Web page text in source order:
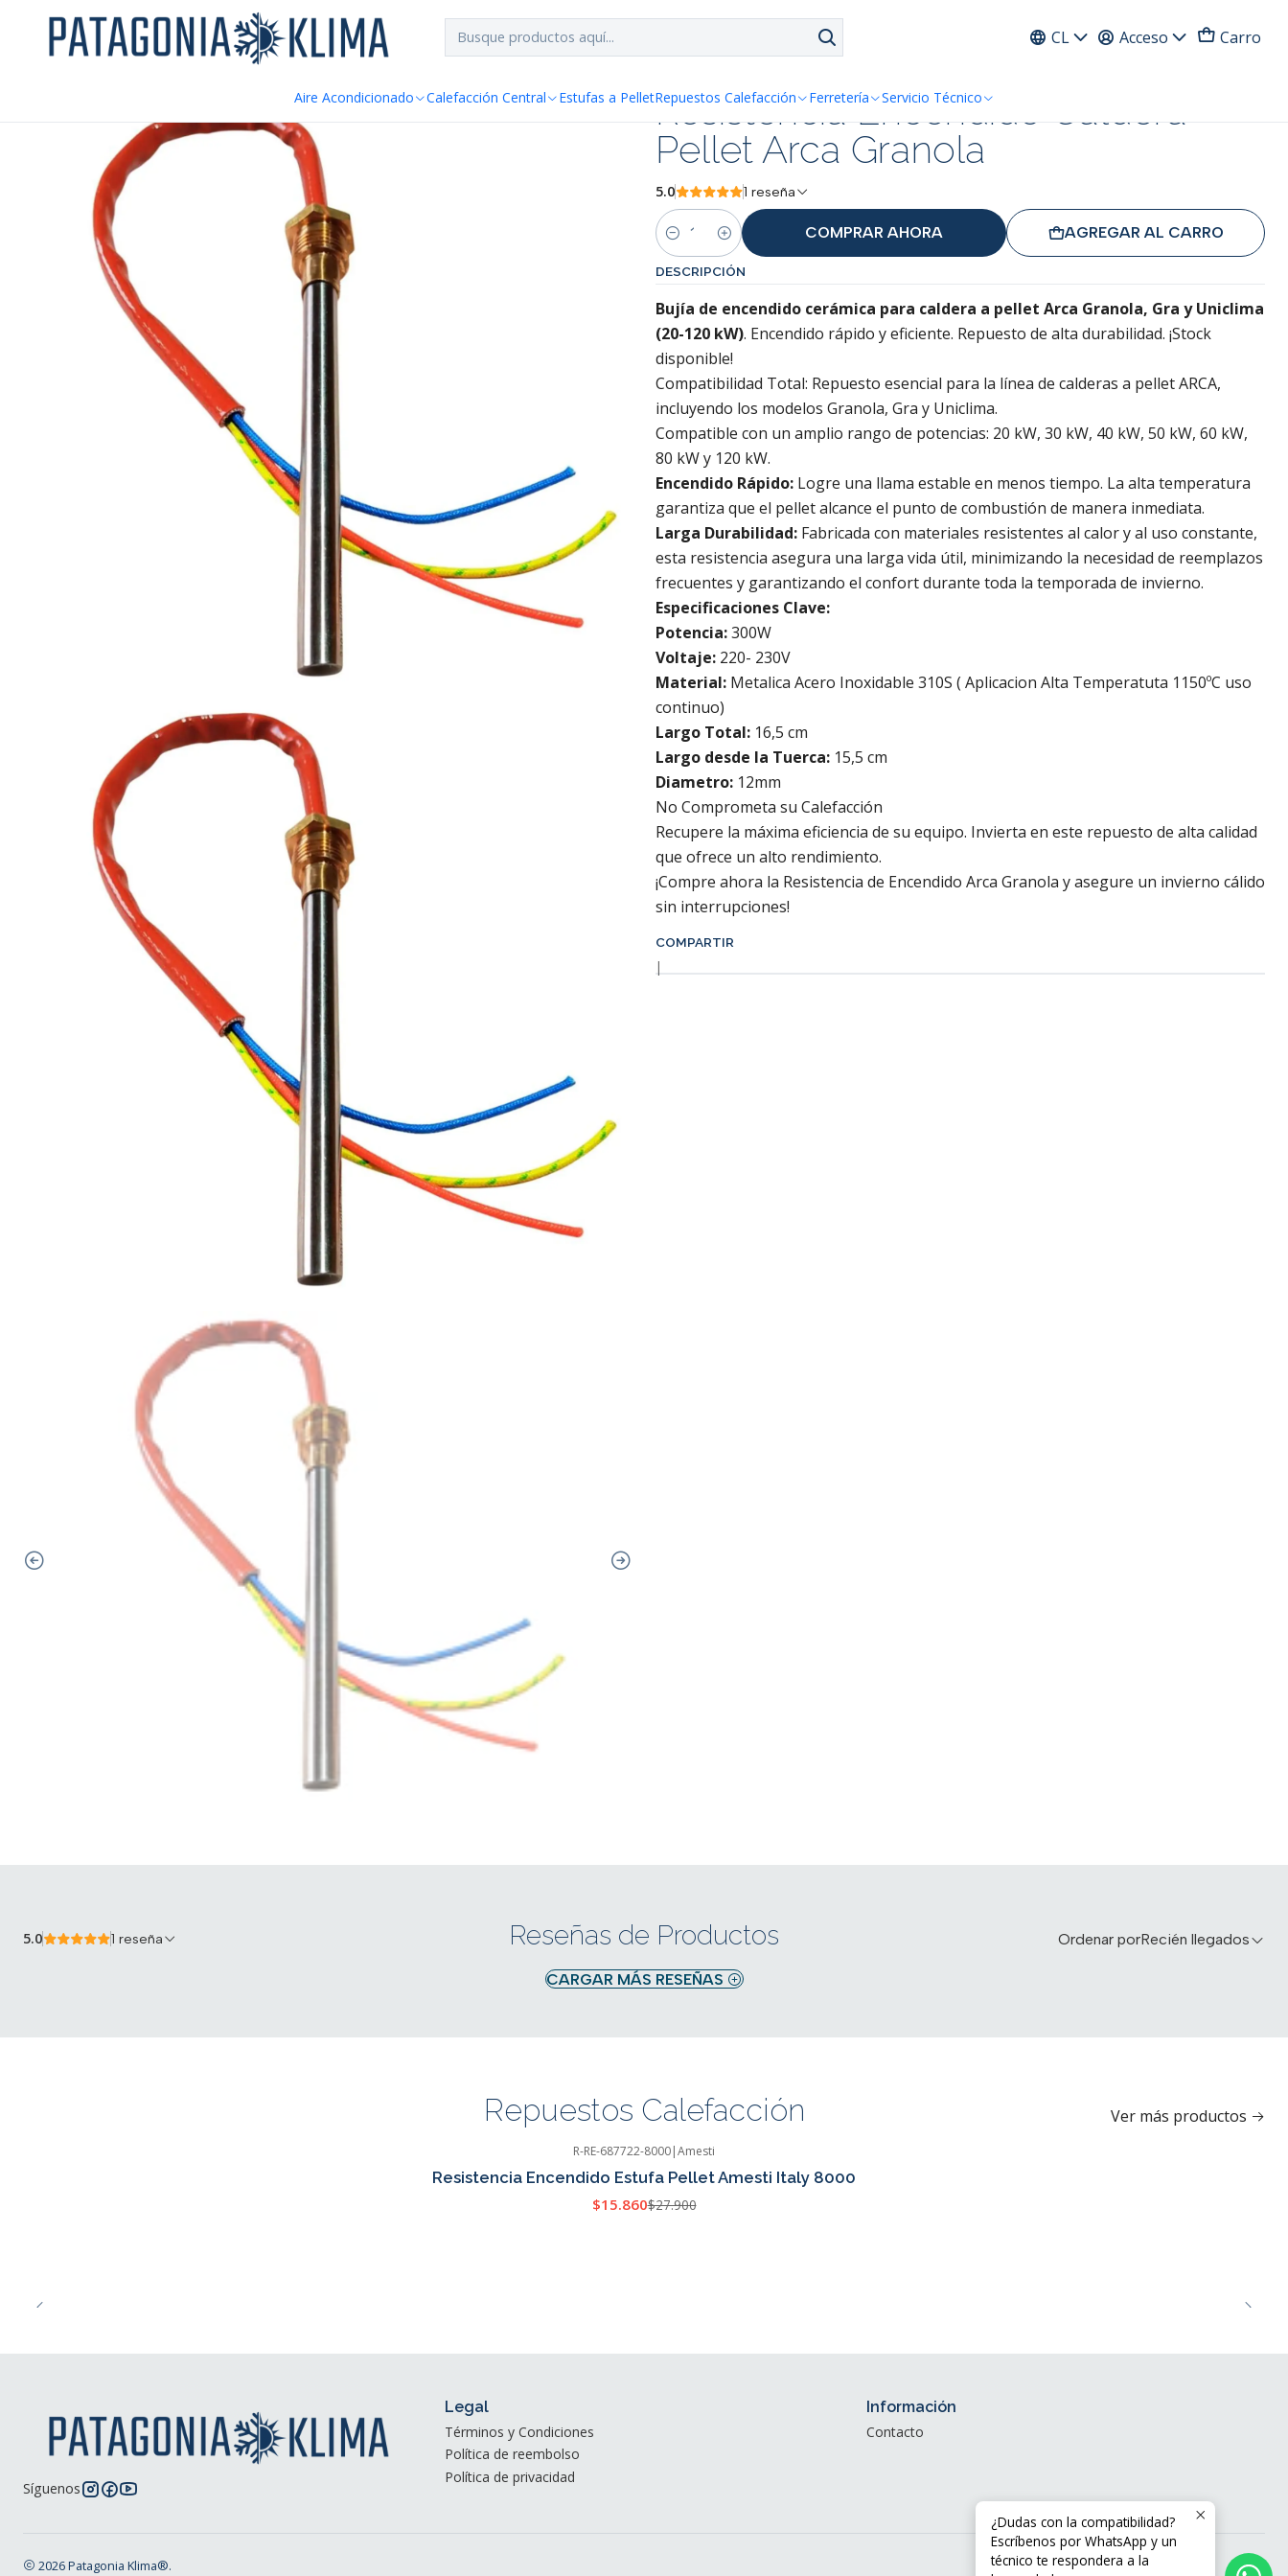
CL Acceso Carro
Aire Acondicionado Calefacción Central Estufas a PelletRepuestos Calefacción Ferretería Servicio Técnico
Inicio Repuestos Caldera Pellet Resistencia Encendido Caldera Pellet Arca Granola
Resistencia Encendido Caldera
Pellet Arca Granola
5.0 1 reseña
Cantidad
AGREGAR AL CARRO
COMPRAR AHORA
DESCRIPCIÓN
Bujía de encendido cerámica para caldera a pellet Arca Granola, Gra y Uniclima
(20-120 kW). Encendido rápido y eficiente. Repuesto de alta durabilidad. ¡Stock
disponible!
Compatibilidad Total: Repuesto esencial para la línea de calderas a pellet ARCA,
incluyendo los modelos Granola, Gra y Uniclima.
Compatible con un amplio rango de potencias: 20 kW, 30 kW, 40 kW, 50 kW, 60 kW,
80 kW y 120 kW.
Encendido Rápido: Logre una llama estable en menos tiempo. La alta temperatura
garantiza que el pellet alcance el punto de combustión de manera inmediata.
Larga Durabilidad: Fabricada con materiales resistentes al calor y al uso constante,
esta resistencia asegura una larga vida útil, minimizando la necesidad de reemplazos
frecuentes y garantizando el confort durante toda la temporada de invierno.
Especificaciones Clave:
Potencia:300W
Voltaje: 220- 230V
Material: Metalica Acero Inoxidable 310S ( Aplicacion Alta Temperatuta 1150ºC uso
continuo)
Largo Total: 16,5 cm
Largo desde la Tuerca: 15,5 cm
Diametro: 12mm
No Comprometa su Calefacción
Recupere la máxima eficiencia de su equipo. Invierta en este repuesto de alta calidad
que ofrece un alto rendimiento.
¡Compre ahora la Resistencia de Encendido Arca Granola y asegure un invierno cálido
sin interrupciones!
COMPARTIR
|
Reseñas de Productos
5.0 1 reseña Ordenar porRecién llegados
CARGAR MÁS RESEÑAS
Repuestos Calefacción Ver más productos
R-RE-687722-8000|Amesti
Resistencia Encendido Estufa Pellet Amesti Italy 8000
$15.860$27.900
Síguenos
Legal
Términos y Condiciones
Política de reembolso
Política de privacidad
Información
Contacto
2026 Patagonia Klima®.
¿Dudas con la compatibilidad?
Escríbenos por WhatsApp y un
técnico te respondera a la